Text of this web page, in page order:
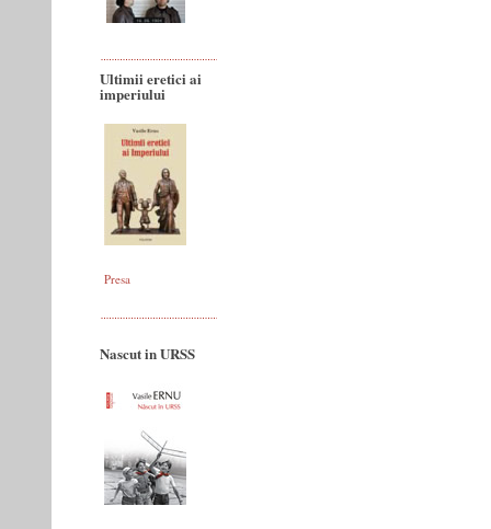
Ultimii eretici ai
imperiului
Presa
Nascut in URSS